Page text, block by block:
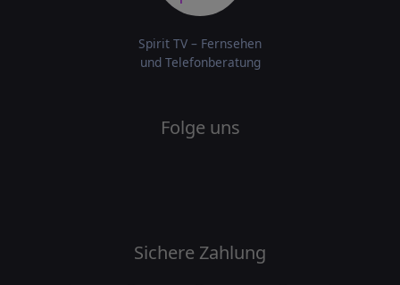
Spirit TV – Fernsehen
und Telefonberatung
Folge uns
Sichere Zahlung